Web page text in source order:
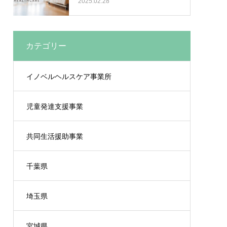
カテゴリー
イノベルヘルスケア事業所
児童発達支援事業
共同生活援助事業
千葉県
埼玉県